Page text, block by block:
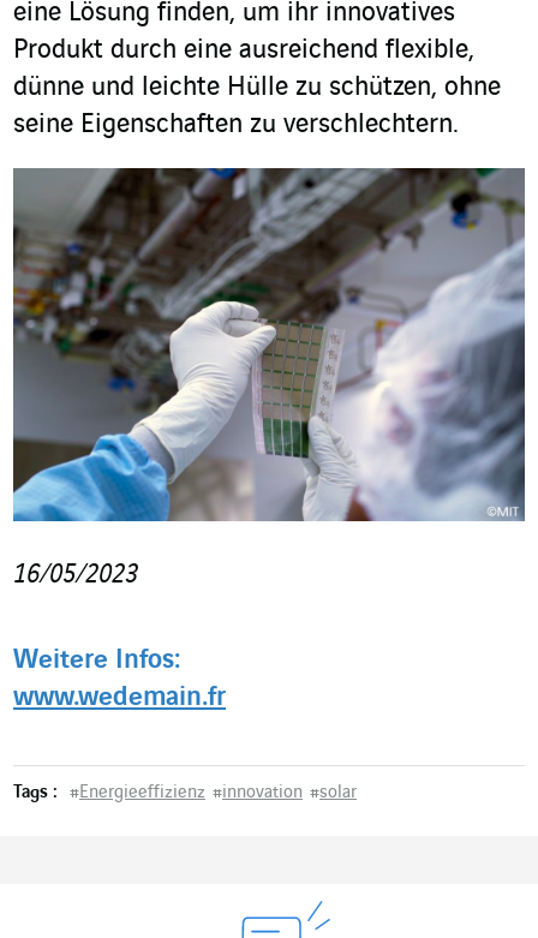
eine Lösung finden, um ihr innovatives
Produkt durch eine ausreichend flexible,
dünne und leichte Hülle zu schützen, ohne
seine Eigenschaften zu verschlechtern.
16/05/2023
Weitere Infos:
www.wedemain.fr
Tags : #Energieeffizienz #innovation #solar